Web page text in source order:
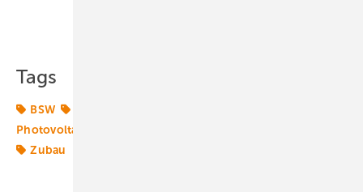
Tags
BSW
Photovoltaik
Zubau